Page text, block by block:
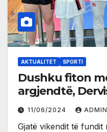
AKTUALITET SPORTI
Dushku fiton
argjendtë,
11/06/2024
Gjatë vikendit të